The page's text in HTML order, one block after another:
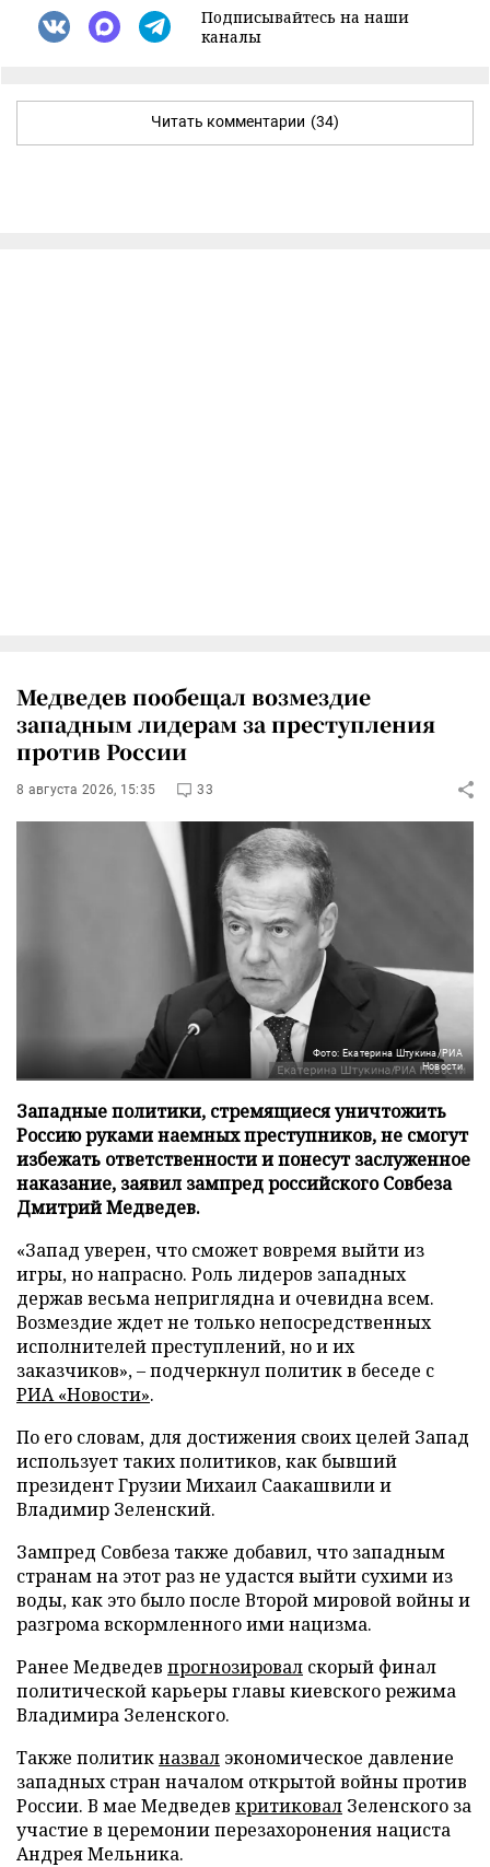
Подписывайтесь на наши
каналы
Читать комментарии (34)
Медведев пообещал возмездие
западным лидерам за преступления
против России
8 августа 2026, 15:35 33
Фото: Екатерина Штукина/РИА
Новости
Западные политики, стремящиеся уничтожить
Россию руками наемных преступников, не смогут
избежать ответственности и понесут заслуженное
наказание, заявил зампред российского Совбеза
Дмитрий Медведев.
«Запад уверен, что сможет вовремя выйти из
игры, но напрасно. Роль лидеров западных
держав весьма неприглядна и очевидна всем.
Возмездие ждет не только непосредственных
исполнителей преступлений, но и их
заказчиков», – подчеркнул политик в беседе с
РИА «Новости».
По его словам, для достижения своих целей Запад
использует таких политиков, как бывший
президент Грузии Михаил Саакашвили и
Владимир Зеленский.
Зампред Совбеза также добавил, что западным
странам на этот раз не удастся выйти сухими из
воды, как это было после Второй мировой войны и
разгрома вскормленного ими нацизма.
Ранее Медведев прогнозировал скорый финал
политической карьеры главы киевского режима
Владимира Зеленского.
Также политикназвал экономическое давление
западных стран началом открытой войны против
России. В мае Медведев критиковал Зеленского за
участие в церемонии перезахоронения нациста
Андрея Мельника.